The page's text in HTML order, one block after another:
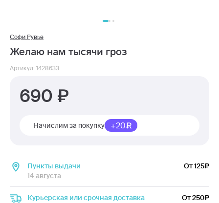
Софи Рувье
Желаю нам тысячи гроз
Артикул: 1428633
690
Начислим за покупку +20
Пункты выдачи
14 августа
От 125
Курьерская или срочная доставка
От 250